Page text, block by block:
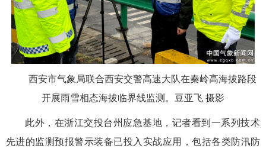
西安市气象局联合西安交警高速大队在秦岭高海拔路段
开展雨雪相态海拔临界线监测。豆亚飞 摄影
此外，在浙江交投台州应急基地，记者看到一系列技术
先进的监测预报警示装备已投入实战应用，包括各类防汛防